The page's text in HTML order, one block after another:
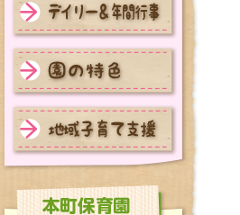
東苗穂保育園 デイリー＆年
間行事
東苗穂保育園 園の特色
東苗穂保育園 地域子育て支